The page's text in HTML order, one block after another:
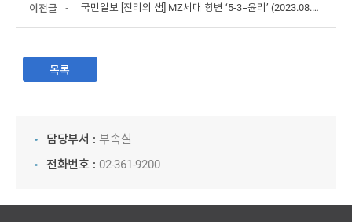
이전글 국민일보 [진리의 샘] MZ세대 항변 ‘5-3=윤리’ (2023.08.16)
목록
담당부서 : 부속실
전화번호 : 02-361-9200